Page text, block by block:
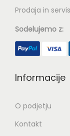
Prodaja in
Sodelujemo z:
Informacije
O podjetju
Kontakt